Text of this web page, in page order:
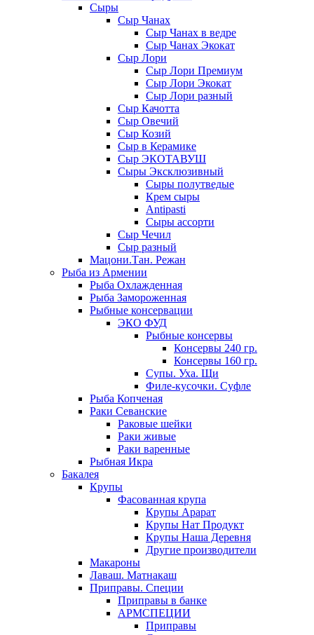
Сыры
Сыр Чанах
Сыр Чанах в ведре
Сыр Чанах Экокат
Сыр Лори
Сыр Лори Премиум
Сыр Лори Экокат
Сыр Лори разный
Сыр Качотта
Сыр Овечий
Сыр Козий
Сыр в Керамике
Сыр ЭКОТАВУШ
Сыры Эксклюзивный
Сыры полутведые
Крем сыры
Antipasti
Сыры ассорти
Сыр Чечил
Сыр разный
Мацони.Тан. Режан
Рыба из Армении
Рыба Охлажденная
Рыба Замороженная
Рыбные консервации
ЭКО ФУД
Рыбные консервы
Консервы 240 гр.
Консервы 160 гр.
Супы. Уха. Щи
Филе-кусочки. Суфле
Рыба Копченая
Раки Севанские
Раковые шейки
Раки живые
Раки варенные
Рыбная Икра
Бакалея
Крупы
Фасованная крупа
Крупы Арарат
Крупы Нат Продукт
Крупы Наша Деревня
Другие производители
Макароны
Лаваш. Матнакаш
Приправы. Специи
Приправы в банке
АРМСПЕЦИИ
Приправы